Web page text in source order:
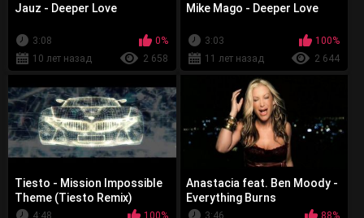
Jauz - Deeper Love
3:08
0%
10 лет назад
2 658
Mike Mago - Deeper Love
3:03
100%
11 лет назад
2 644
Tiesto - Mission Impossible
Theme (Tiesto Remix)
Anastacia feat. Ben Moody -
Everything Burns